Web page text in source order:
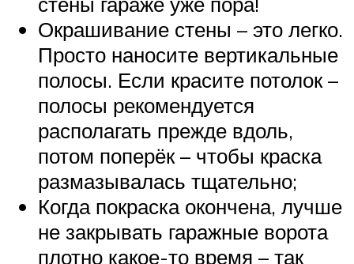
Окрашивание стены – это легко.
Просто наносите вертикальные
полосы. Если красите потолок –
полосы рекомендуется
располагать прежде вдоль,
потом поперёк – чтобы краска
размазывалась тщательно;
Когда покраска окончена, лучше
не закрывать гаражные ворота
плотно какое-то время – так